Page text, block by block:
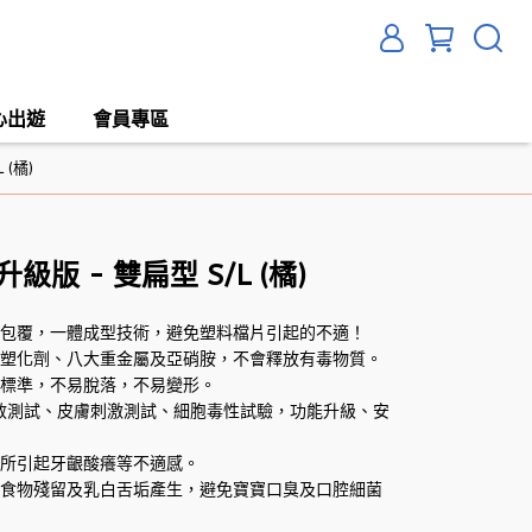
出遊 會員專區
(橘)
級版 - 雙扁型 S/L (橘)
覆，一體成型技術，避免塑料檔片引起的不適！
化劑、八大重金屬及亞硝胺，不會釋放有毒物質。
準，不易脫落，不易變形。
試、皮膚刺激測試、細胞毒性試驗，功能升級、安
引起牙齦酸癢等不適感。
物殘留及乳白舌垢產生，避免寶寶口臭及口腔細菌